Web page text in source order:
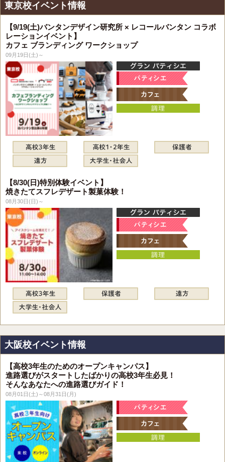
東京校イベント情報
【9/19(土)バンタンデザイン研究所 × レコールバンタン コラボ
レーションイベント】
カフェ ブランディング ワークショップ
09月19日(土)～
【8/30(日)特別体験イベント】
焼きたてスフレデザート製菓体験！
08月30日(日)～
大阪校イベント情報
【高校3年生のためのオープンキャンパス】
進路選びがスタートしたばかりの高校3年生必見！
そんなあなたへの進路選びガイド！
08月01日(土)～08月31日(月)